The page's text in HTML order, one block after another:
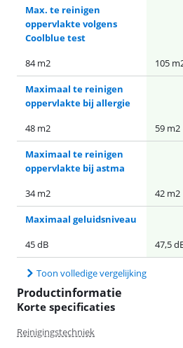
Max. te reinigen
oppervlakte volgens
Coolblue test
84 m2
105
Maximaal te reinigen
oppervlakte bij allergie
48 m2
59 m2
Maximaal te reinigen
oppervlakte bij astma
34 m2
42 m2
Maximaal geluidsniveau
45 dB
47,5
Toon volledige vergelijking
Productinformatie
Korte specificaties
Reinigingstechniek